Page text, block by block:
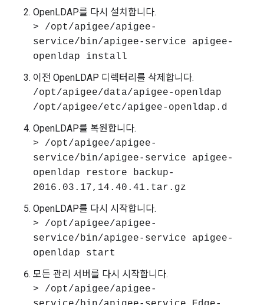
OpenLDAP를 다시 설치합니다.
> /opt/apigee/apigee-
service/bin/apigee-service apigee-
openldap install
이전 OpenLDAP 디렉터리를 삭제합니다.
/opt/apigee/data/apigee-openldap
/opt/apigee/etc/apigee-openldap.d
OpenLDAP를 복원합니다.
> /opt/apigee/apigee-
service/bin/apigee-service apigee-
openldap restore backup-
2016.03.17,14.40.41.tar.gz
OpenLDAP를 다시 시작합니다.
> /opt/apigee/apigee-
service/bin/apigee-service apigee-
openldap start
모든 관리 서버를 다시 시작합니다.
> /opt/apigee/apigee-